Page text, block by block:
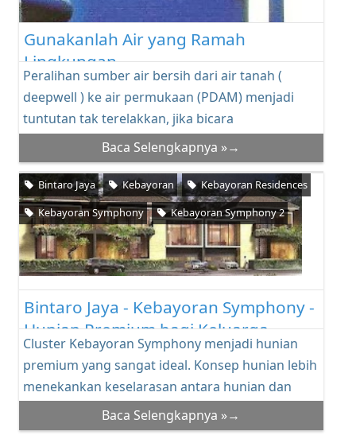
Gunakanlah Air yang Ramah
Lingkungan
Peralihan sumber air bersih dari air tanah (
deepwell ) ke air permukaan (PDAM) menjadi
tuntutan tak terelakkan, jika bicara
kelangsungan re...Baca Selengkapnya »→
Bintaro Jaya - Kebayoran Symphony -
Hunian Premium bagi Keluarga
Mapan
Bintaro Jaya Kebayoran
Kebayoran Residences
Kebayoran Symphony
Kebayoran Symphony 2
Cluster Kebayoran Symphony menjadi hunian
premium yang sangat ideal. Konsep hunian lebih
menekankan keselarasan antara hunian dan
Baca Selengkapnya »→